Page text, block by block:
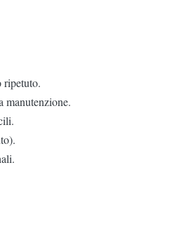
ripetuto.
manutenzione.